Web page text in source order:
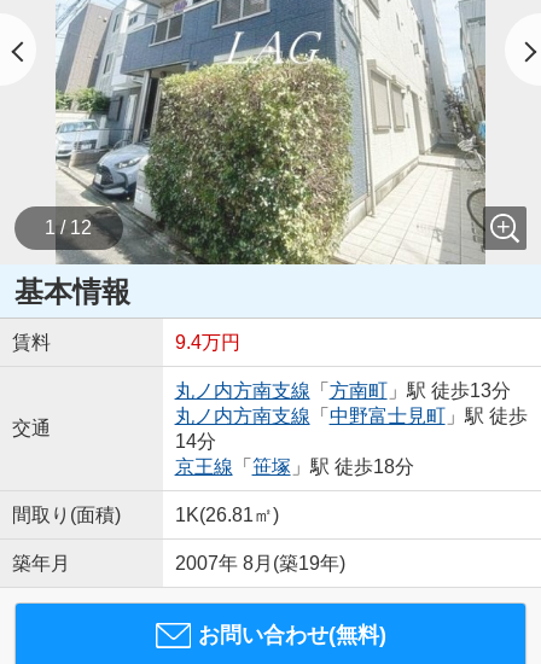
1 / 12
基本情報
賃料 9.4万円
交通
丸ノ内方南支線 「 方南町」駅 徒歩13分
丸ノ内方南支線 「 中野富士見町」駅 徒歩
14分
京王線 「 笹塚 」駅 徒歩18分
間取り(面積) 1K(26.81㎡)
築年月 2007年 8月(築19年)
お問い合わせ(無料)